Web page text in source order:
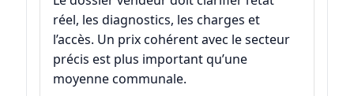
réel, les diagnostics, les charges et
l’accès. Un prix cohérent avec le secteur
précis est plus important qu’une
moyenne communale.